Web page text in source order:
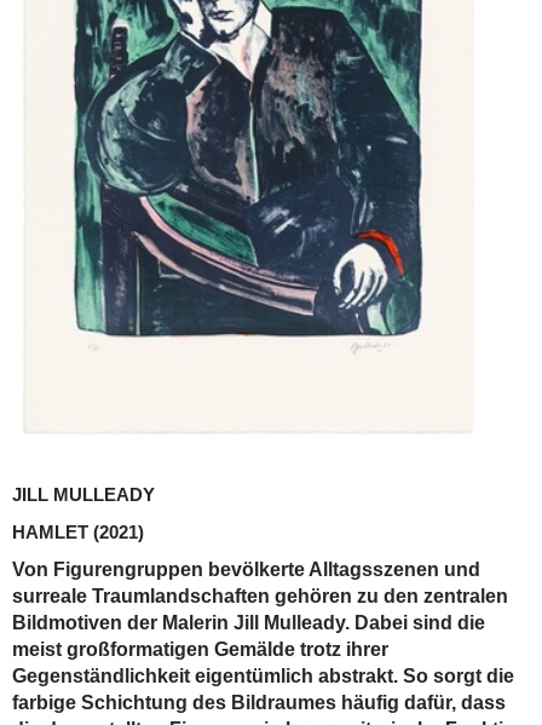
JILL MULLEADY
HAMLET (2021)
Von Figurengruppen bevölkerte Alltagsszenen und
surreale Traumlandschaften gehören zu den zentralen
Bildmotiven der Malerin Jill Mulleady. Dabei sind die
meist großformatigen Gemälde trotz ihrer
Gegenständlichkeit eigentümlich abstrakt. So sorgt die
farbige Schichtung des Bildraumes häufig dafür, dass